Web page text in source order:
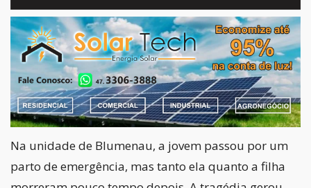
Na unidade de Blumenau, a jovem passou por um
parto de emergência, mas tanto ela quanto a filha